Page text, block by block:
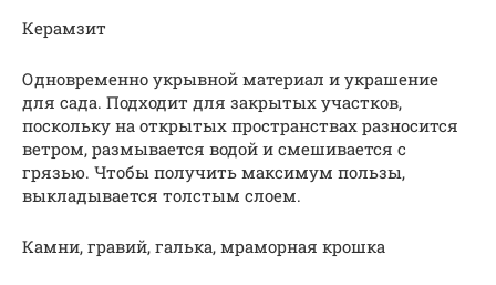
Керамзит
Одновременно укрывной материал и украшение
для сада. Подходит для закрытых участков,
поскольку на открытых пространствах разносится
ветром, размывается водой и смешивается с
грязью. Чтобы получить максимум пользы,
выкладывается толстым слоем.
Камни, гравий, галька, мраморная крошка